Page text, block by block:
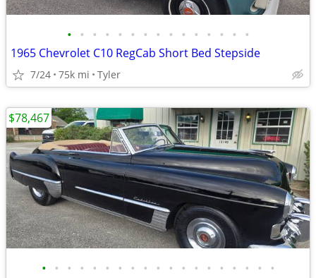
• • • • • • • • • • • • • • •
1965 Chevrolet C10 RegCab Short Bed Stepside
7/24 75k mi Tyler
• • • • • • • • • • • • • • • • • • •
$78,467